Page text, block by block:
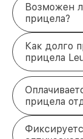
Возможен
прицела?
Как долго
прицела
прицела